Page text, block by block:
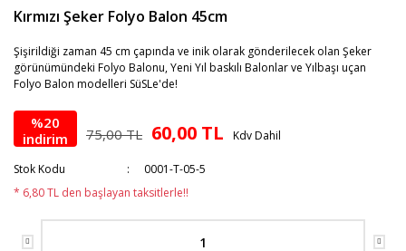
Kırmızı Şeker Folyo Balon 45cm
Şişirildiği zaman 45 cm çapında ve inik olarak gönderilecek olan Şeker
görünümündeki Folyo Balonu, Yeni Yıl baskılı Balonlar ve Yılbaşı uçan
Folyo Balon modelleri SüSLe'de!
%20
indirim
75,00 TL 60,00 TL Kdv Dahil
Stok Kodu
0001-T-05-5
* 6,80 TL den başlayan taksitlerle!!